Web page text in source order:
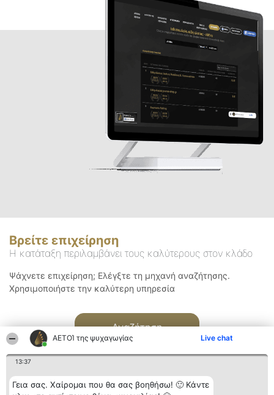
ΑΕΤΟΊ της ψυχαγωγίας Live chat
13:37
Γεια σας. Χαίρομαι που θα σας βοηθήσω! 🙂 Κάντε
Βρείτε επιχείρηση
Η κατάταξη περιλαμβάνει τους καλύτερους στον κλάδο
Ψάχνετε επιχείρηση; Ελέγξτε τη μηχανή αναζήτησης.
Χρησιμοποιήστε την καλύτερη υπηρεσία
Αναζήτηση